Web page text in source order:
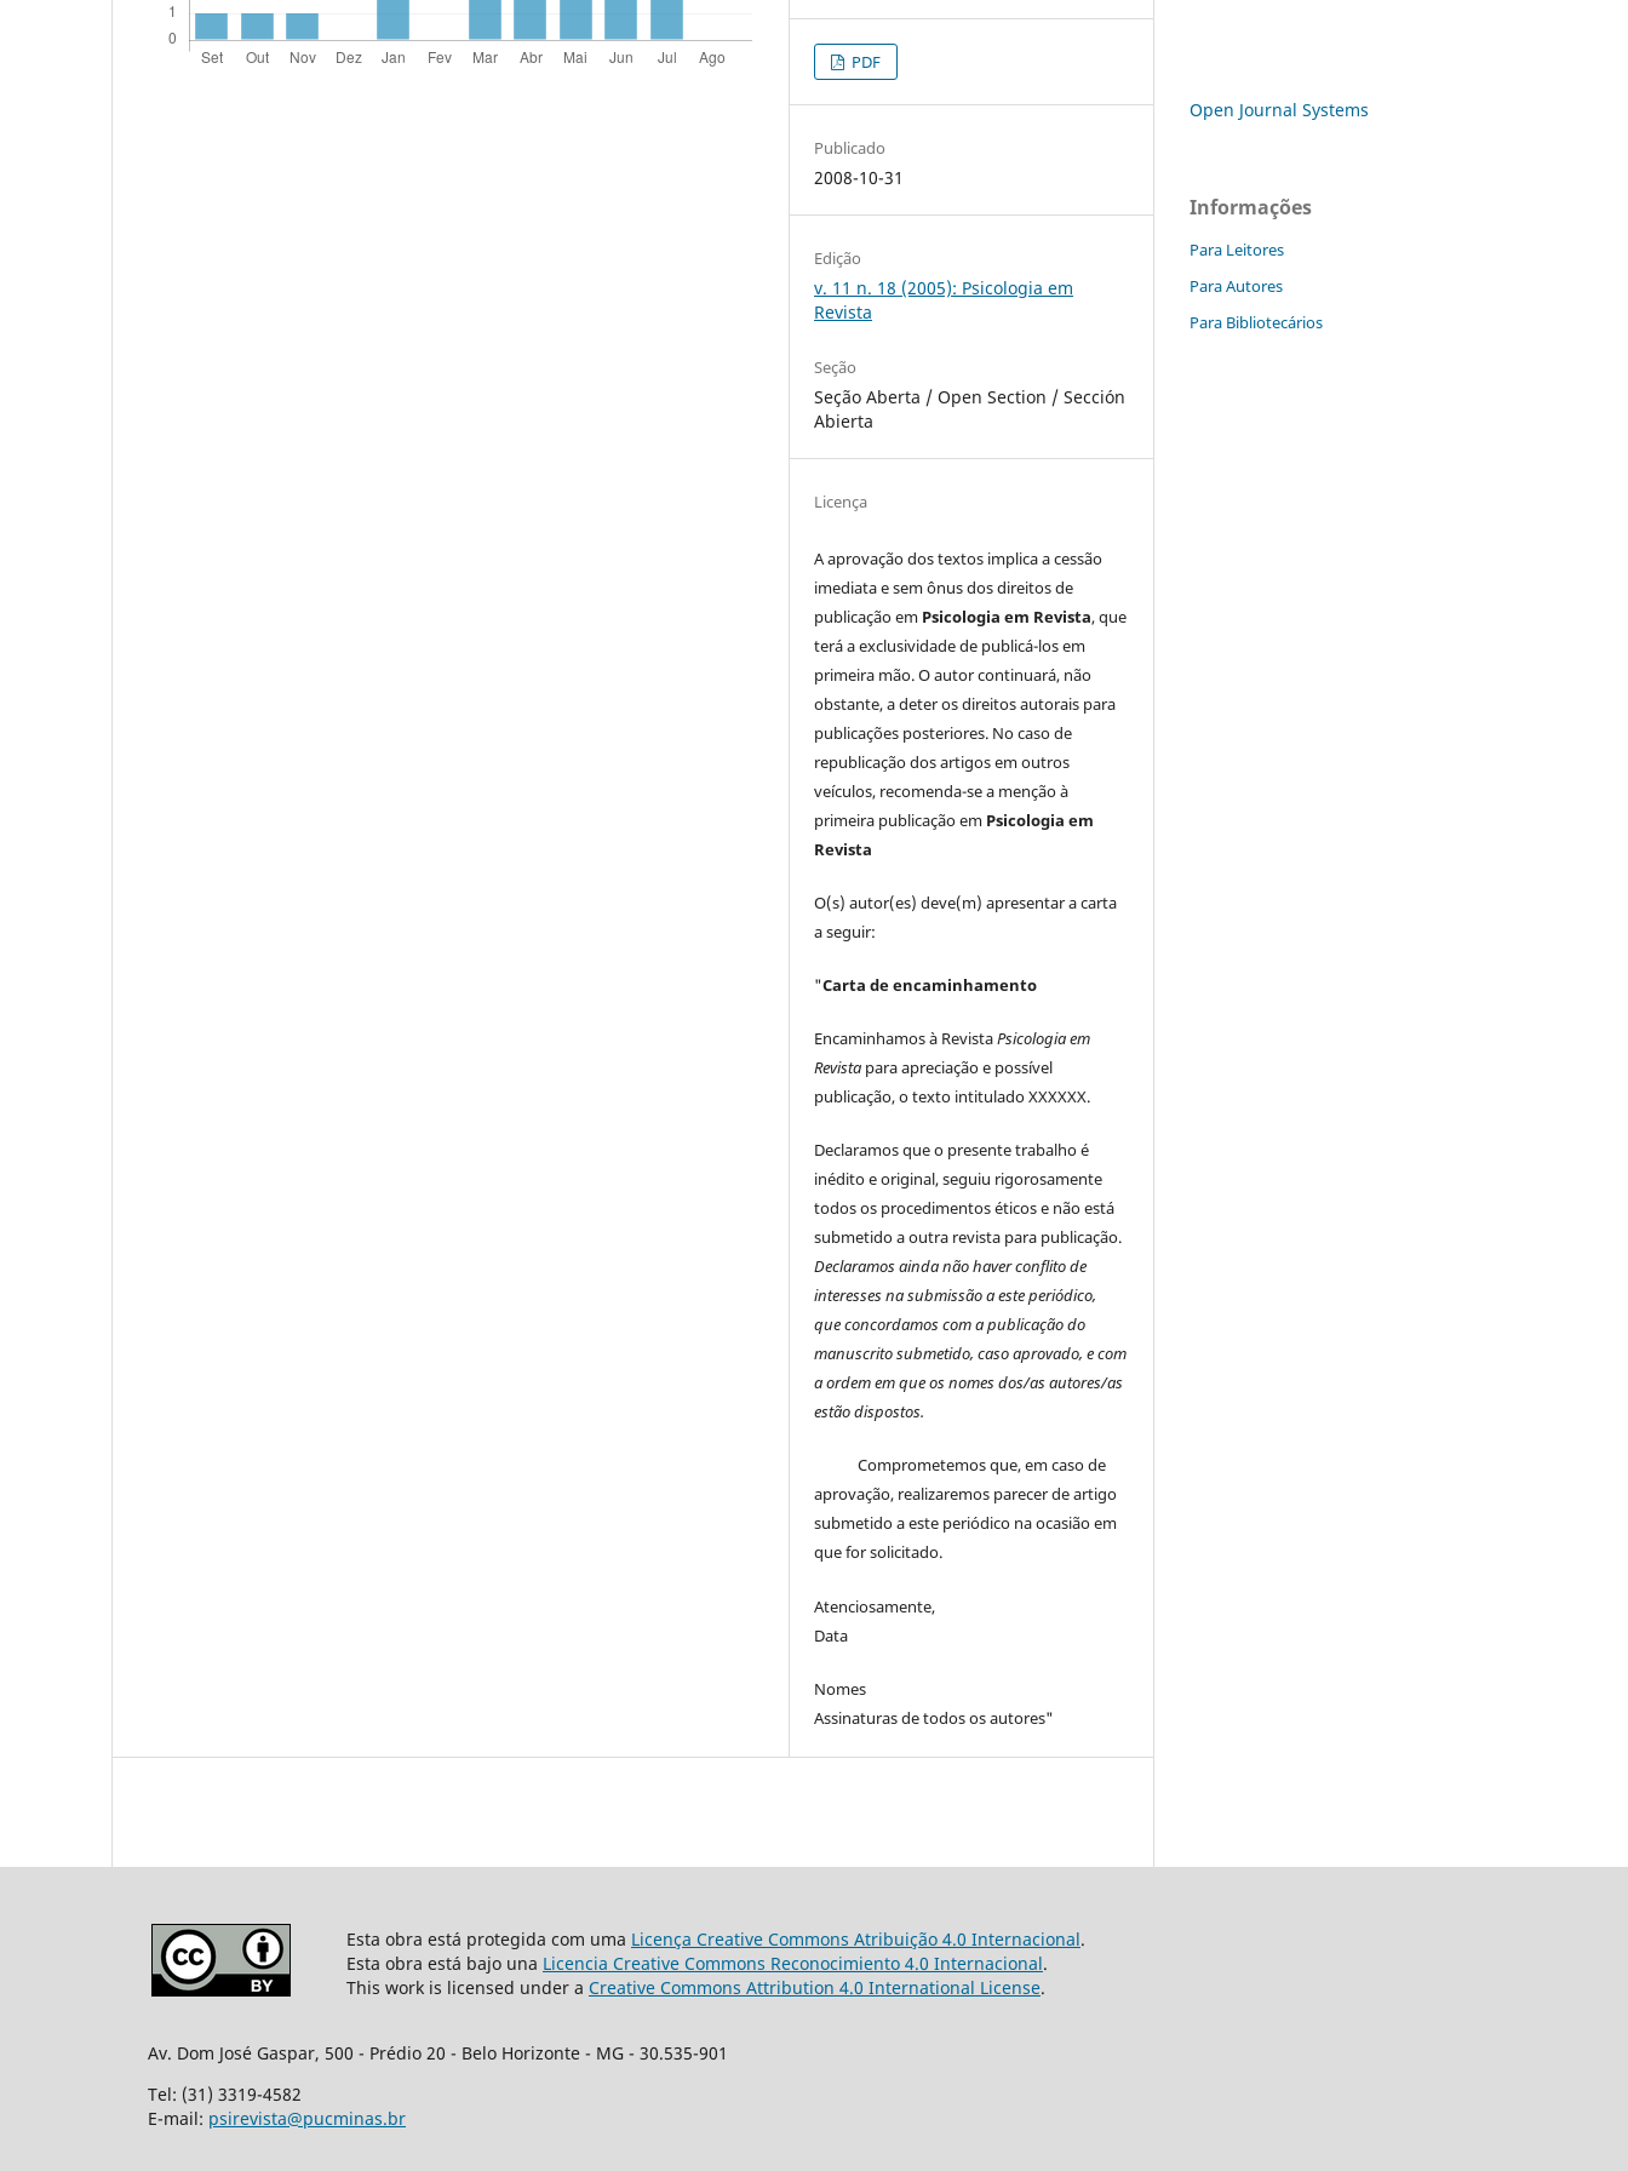
PDF
Publicado
2008-10-31
Edição
v. 11 n. 18 (2005): Psicologia em
Revista
Seção
Seção Aberta / Open Section / Sección
Abierta
Licença
A aprovação dos textos implica a cessão
imediata e sem ônus dos direitos de
publicação em Psicologia em Revista, que
terá a exclusividade de publicá-los em
primeira mão. O autor continuará, não
obstante, a deter os direitos autorais para
publicações posteriores. No caso de
republicação dos artigos em outros
veículos, recomenda-se a menção à
primeira publicação em Psicologia em
Revista
O(s) autor(es) deve(m) apresentar a carta
a seguir:
"Carta de encaminhamento
Encaminhamos à RevistaPsicologia em
Revista para apreciação e possível
publicação, o texto intitulado XXXXXX.
Declaramos que o presente trabalho é
inédito e original, seguiu rigorosamente
todos os procedimentos éticos e não está
submetido a outra revista para publicação.
Declaramos ainda não haver conflito de
interesses na submissão a este periódico,
que concordamos com a publicação do
manuscrito submetido, caso aprovado, e com
a ordem em que os nomes dos/as autores/as
estão dispostos.
Comprometemos que, em caso de
aprovação, realizaremos parecer de artigo
submetido a este periódico na ocasião em
que for solicitado.
Atenciosamente,
Data
Nomes
Assinaturas de todos os autores"
Open Journal Systems
Informações
Para Leitores
Para Autores
Para Bibliotecários
Esta obra está protegida com uma Licença Creative Commons Atribuição 4.0 Internacional.
Esta obra está bajo una Licencia Creative Commons Reconocimiento 4.0 Internacional.
This work is licensed under a Creative Commons Attribution 4.0 International License.
Av. Dom José Gaspar, 500 - Prédio 20 - Belo Horizonte - MG - 30.535-901
Tel: (31) 3319-4582
E-mail: psirevista@pucminas.br